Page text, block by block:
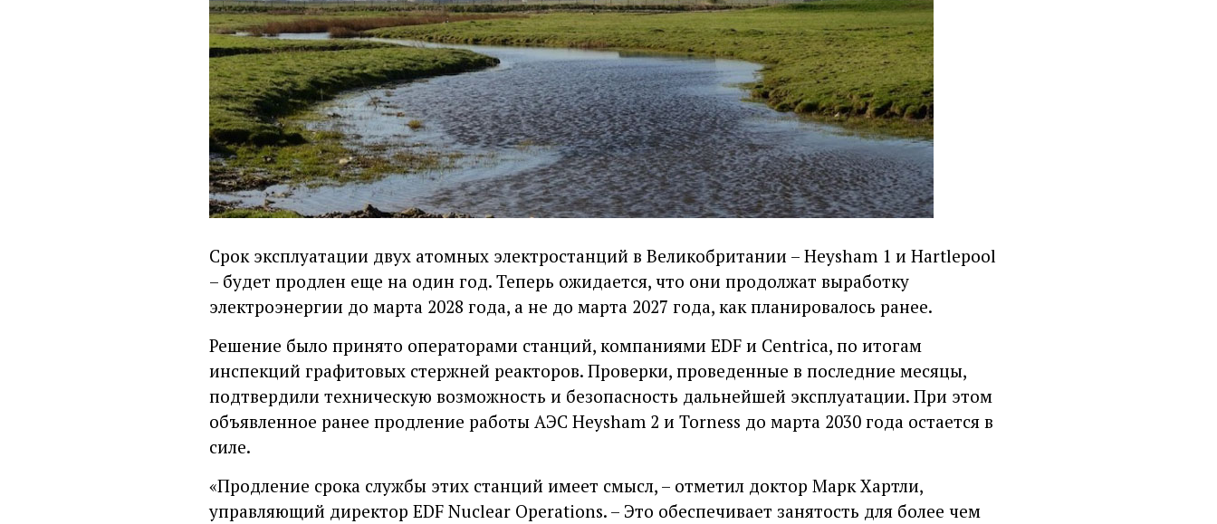
Срок эксплуатации двух атомных электростанций в Великобритании – Heysham 1 и Hartlepool
– будет продлен еще на один год. Теперь ожидается, что они продолжат выработку
электроэнергии до марта 2028 года, а не до марта 2027 года, как планировалось ранее.
Решение было принято операторами станций, компаниями EDF и Centrica, по итогам
инспекций графитовых стержней реакторов. Проверки, проведенные в последние месяцы,
подтвердили техническую возможность и безопасность дальнейшей эксплуатации. При этом
объявленное ранее продление работы АЭС Heysham 2 и Torness до марта 2030 года остается в
силе.
«Продление срока службы этих станций имеет смысл, – отметил доктор Марк Хартли,
управляющий директор EDF Nuclear Operations. – Это обеспечивает занятость для более чем